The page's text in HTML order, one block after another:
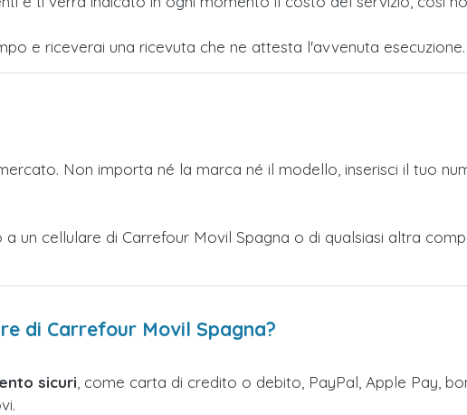
e riceverai una ricevuta che ne attesta l'avvenuta esecuzione.
Non importa né la marca né il modello, inserisci il tuo
a un cellulare di Carrefour Movil Spagna o di qualsiasi altra
di Carrefour Movil Spagna?
sicuri , come carta di credito o debito, PayPal, Apple Pay,